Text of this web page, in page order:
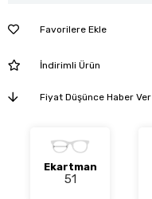
Favorilere Ekle
İndirimli Ürün
Fiyat Düşünce Haber Ver
Ekartman
51